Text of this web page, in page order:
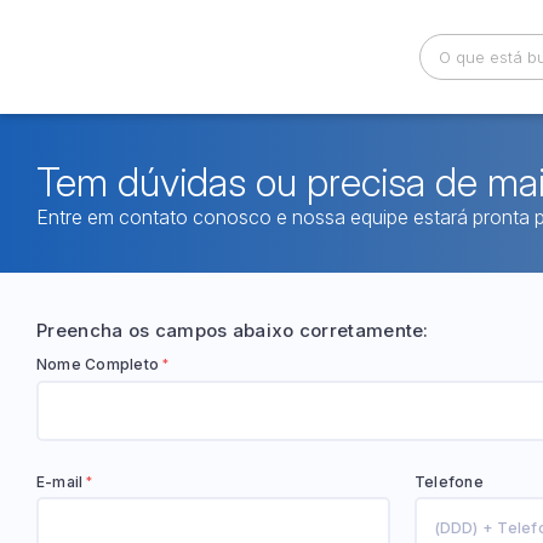
Busca por palavra-chave Categoria
Tem dúvidas ou precisa de
Entre em contato conosco e nossa equipe estará pronta
Preencha os campos abaixo corretamente:
Nome Completo *
E-mail * Telefone